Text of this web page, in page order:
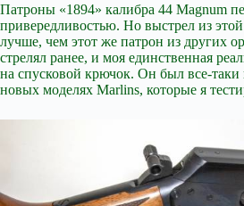
Патроны «1894» калибра 44 Magnum
привередливостью. Но выстрел из
лучше, чем этот же патрон из других
стрелял ранее, и моя единственная
на спусковой крючок. Он был все-
новых моделях Marlins, которые я